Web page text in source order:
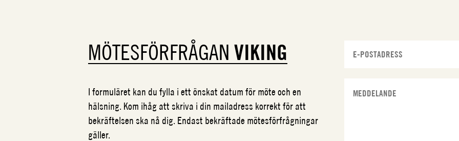
MÖTESFÖRFRÅGAN VIKING
I formuläret kan du fylla i ett önskat datum för möte och en
hälsning. Kom ihåg att skriva i din mailadress korrekt för att
bekräftelsen ska nå dig. Endast bekräftade mötesförfrågningar
gäller.